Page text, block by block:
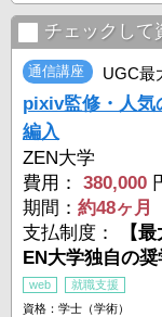
ーケット」「デジタ
あります。
AIを活用し、様々な
【科目について】
「Web・UI/UX・デ
チェックして
通信講座 UGC最
pixiv監修・人気
編入
ZEN大学
費用：
380,000
期間： 約48ヶ月
支払制度：
【
EN大学独自の
web
就職支援
資格：学士（学術）